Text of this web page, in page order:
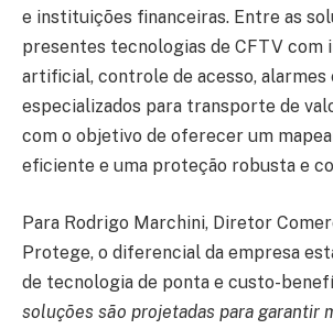
e instituições financeiras. Entre as
presentes tecnologias de CFTV com
artificial, controle de acesso, alarmes
especializados para transporte de
com o objetivo de oferecer um
eficiente e uma proteção robusta e
Para Rodrigo Marchini, Diretor
Protege, o diferencial da empresa
de tecnologia de ponta e custo-
soluções são projetadas para garantir